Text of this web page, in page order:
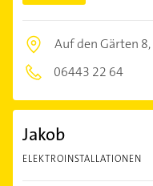
Auf den Gärten 8,
06443 22 64
Jakob
ELEKTROINSTALLATIONEN